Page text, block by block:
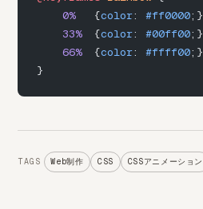
    0%
   {
color: #ff0000;}
    33%
  {
color: #00ff00;}
    66%
  {
color: #ffff00;}
}
TAGS Web制作 CSS CSSアニメーション